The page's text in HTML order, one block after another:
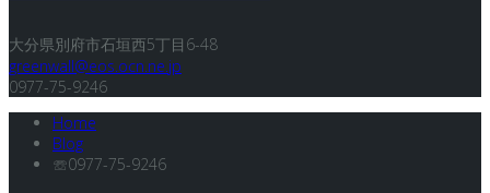
大分県別府市石垣西5丁目6-48
greenwall@eos.ocn.ne.jp
0977-75-9246
Home
Blog
☏0977-75-9246